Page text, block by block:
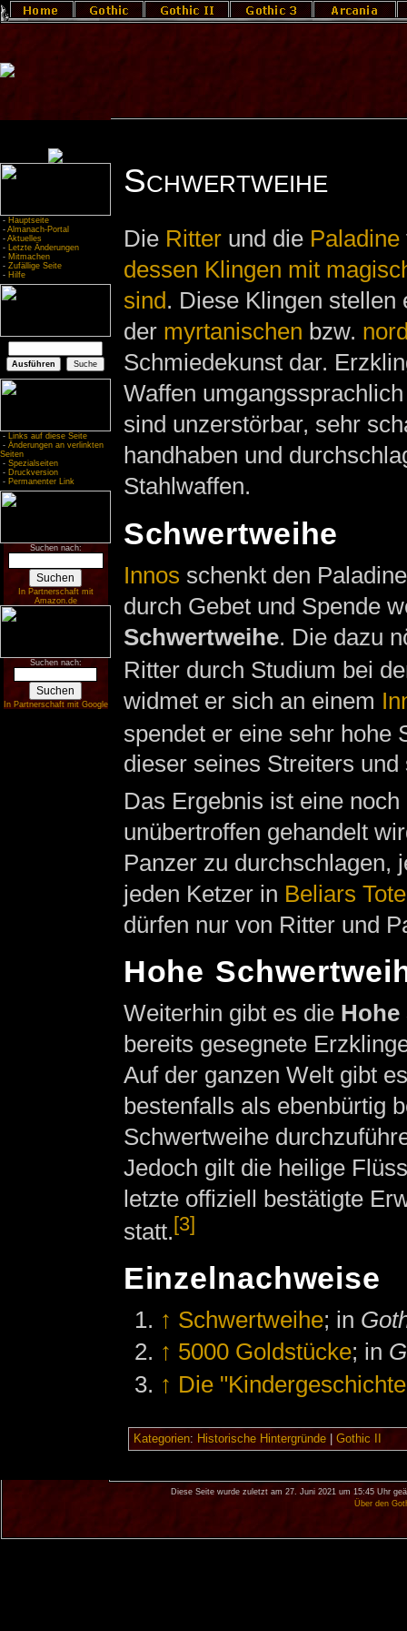
- Hauptseite
- Almanach-Portal
- Aktuelles
- Letzte Änderungen
- Mitmachen
- Zufällige Seite
- Hilfe
- Links auf diese Seite
- Änderungen an verlinkten
Seiten
- Spezialseiten
- Druckversion
- Permanenter Link
Suchen nach:
In Partnerschaft mit
Amazon.de
Suchen nach:
In Partnerschaft mit Google
Schwertweihe
Die Ritterund die Paladine
dessen Klingen mit
sind. Diese Klingen stellen
der myrtanischen bzw.
Schmiedekunst dar.
Waffen
sind unzerstörbar, sehr
handhaben und
Stahlwaffen.
Schwertweihe
Innos schenkt den
durch Gebet und Spende
Schwertweihe. Die dazu
Ritter durch Studium bei
widmet er sich an einem
spendet er eine sehr hohe
dieser seines Streiters
Das Ergebnis ist eine
unübertroffen gehandelt
Panzer zu durchschlagen,
jeden Ketzer in Beliars
dürfen nur von Ritter und
Hohe
Weiterhin gibt es die Hohe
bereits gesegnete
Auf der ganzen Welt gibt
bestenfalls als ebenbürtig
Schwertweihe
Jedoch gilt die heilige
letzte offiziell bestätigte
statt.[3]
Einzelnachweise
↑ Schwertweihe; in
↑ 5000 Goldstücke; in
↑ Die
Kategorien: Historische Hintergründe| Gothic II
Diese Seite wurde zuletzt am 27. Juni 2021 um 15:45 Uhr
Über den